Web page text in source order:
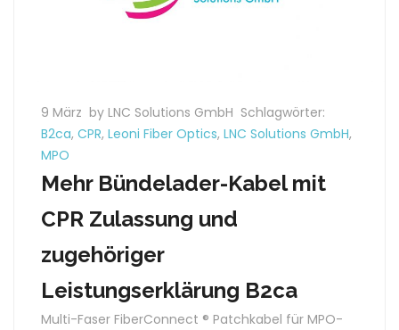
9 März by LNC Solutions GmbH Schlagwörter:
B2ca, CPR, Leoni Fiber Optics, LNC Solutions GmbH,
MPO
Mehr Bündelader-Kabel mit
CPR Zulassung und
zugehöriger
Leistungserklärung B2ca
Multi-Faser FiberConnect ® Patchkabel für MPO-